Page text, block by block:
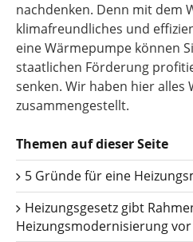
nachdenken. Denn mit dem
klimafreundliches und
eine Wärmepumpe können
staatlichen Förderung
senken. Wir haben hier alles
zusammengestellt.
Themen auf dieser Seite
5 Gründe für eine
Heizungsgesetz gibt
Heizungsmodernisierung vor